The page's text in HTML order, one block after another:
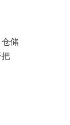
储
把